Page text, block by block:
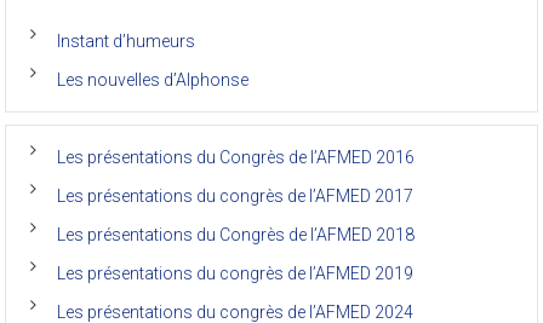
la
de
de
(Afmed/Unikin)
vécu
Instant d’humeurs
Les nouvelles d’Alphonse
Les présentations du Congrès de l’AFMED 2016
Les présentations du congrès de l’AFMED 2017
Les présentations du Congrès de l’AFMED 2018
Les présentations du congrès de l’AFMED 2019
Les présentations du congrès de l’AFMED 2024